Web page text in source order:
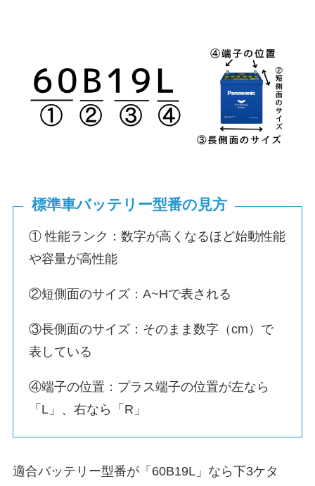
標準車バッテリー型番の見方
① 性能ランク：数字が高くなるほど始動性能
や容量が高性能
②短側面のサイズ：A~Hで表される
③長側面のサイズ：そのまま数字（cm）で
表している
④端子の位置：プラス端子の位置が左なら
「L」、右なら「R」
適合バッテリー型番が「60B19L」なら下3ケタ